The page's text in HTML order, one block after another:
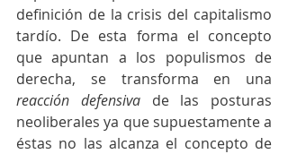
definición de la crisis del capitalismo
tardío. De esta forma el concepto
que apuntan a los populismos de
reacción defensiva de las posturas
neoliberales ya que supuestamente a
éstas no las alcanza el concepto de